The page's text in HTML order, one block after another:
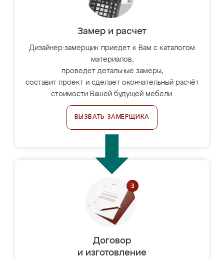
Замер и расчет
Дизайнер-замерщик приедет к Вам с каталогом
материалов,
проведёт детальные замеры,
составит проект и сделает окончательный расчёт
стоимости Вашей будущей мебели.
ВЫЗВАТЬ ЗАМЕРЩИКА
Договор
и изготовление